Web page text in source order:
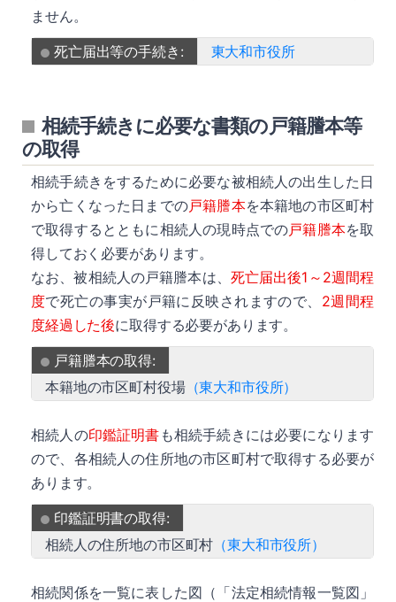
ません。
死亡届出等の手続き:
東大和市役所
相続手続きに必要な書類の戸籍謄本等
の取得
相続手続きをするために必要な被相続人の出生した日
から亡くなった日までの戸籍謄本を本籍地の市区町村
で取得するとともに相続人の現時点での戸籍謄本を取
得しておく必要があります。
なお、被相続人の戸籍謄本は、 死亡届出後1～2週間程
度で死亡の事実が戸籍に反映されますので、 2週間程
度経過した後に取得する必要があります。
戸籍謄本の取得:
本籍地の市区町村役場（東大和市役所）
相続人の印鑑証明書 も相続手続きには必要になります
ので、各相続人の住所地の市区町村で取得する必要が
あります。
印鑑証明書の取得:
相続人の住所地の市区町村 （東大和市役所）
相続関係を一覧に表した図（「法定相続情報一覧図」